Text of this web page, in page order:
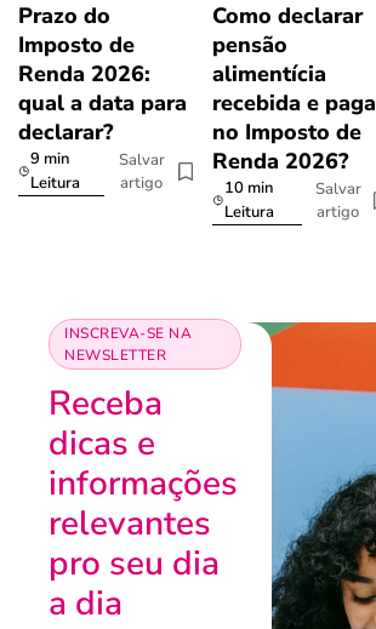
Prazo do
Imposto de
Renda 2026:
qual a data para
declarar?
9 min
Leitura
Salvar
artigo
Como declarar
pensão
alimentícia
recebida e paga
no Imposto de
Renda 2026?
10 min
Leitura
Salvar
artigo
INSCREVA-SE NA
NEWSLETTER
Receba
dicas e
informações
relevantes
pro seu dia
a dia